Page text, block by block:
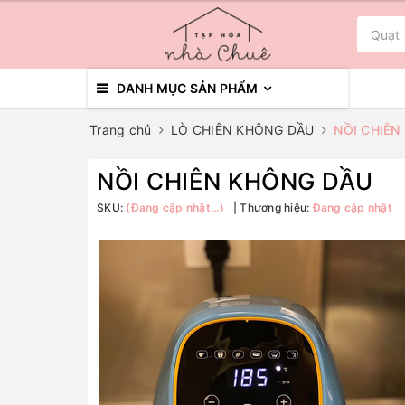
DANH MỤC SẢN PHẨM
Trang chủ LÒ CHIÊN KHÔNG DẦU NỒI CHIÊN
NỒI CHIÊN KHÔNG DẦU
SKU: (Đang cập nhật...) Thương hiệu:Đang cập nhật